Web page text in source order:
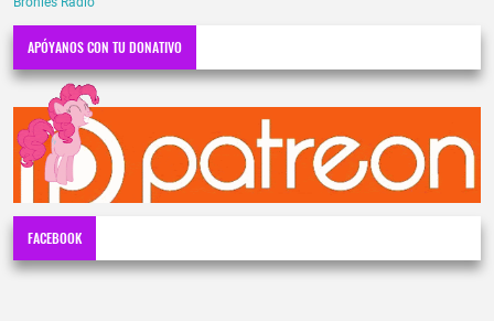
APÓYANOS CON TU DONATIVO
FACEBOOK